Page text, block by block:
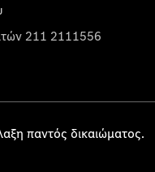
211 2111556
παντός δικαιώματος.